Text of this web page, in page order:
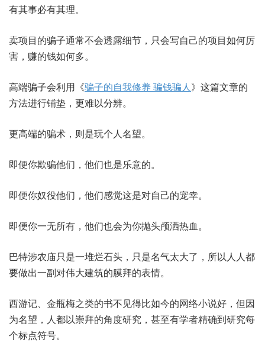
有其事必有其理。
卖项目的骗子通常不会透露细节，只会写自己的项目如何厉
害，赚的钱如何多。
高端骗子会利用《骗子的自我修养 骗钱骗人》这篇文章的
方法进行铺垫，更难以分辨。
更高端的骗术，则是玩个人名望。
即便你欺骗他们，他们也是乐意的。
即便你奴役他们，他们感觉这是对自己的宠幸。
即便你一无所有，他们也会为你抛头颅洒热血。
巴特涉农庙只是一堆烂石头，只是名气太大了，所以人人都
要做出一副对伟大建筑的膜拜的表情。
西游记、金瓶梅之类的书不见得比如今的网络小说好，但因
为名望，人都以崇拜的角度研究，甚至有学者精确到研究每
个标点符号。